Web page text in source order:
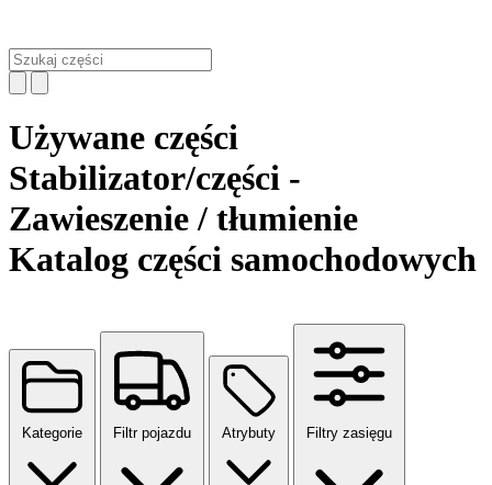
Używane części
Stabilizator/części -
Zawieszenie / tłumienie
Katalog części samochodowych
Kategorie Filtr pojazdu Atrybuty Filtry zasięgu